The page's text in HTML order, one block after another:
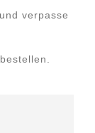
verpasse